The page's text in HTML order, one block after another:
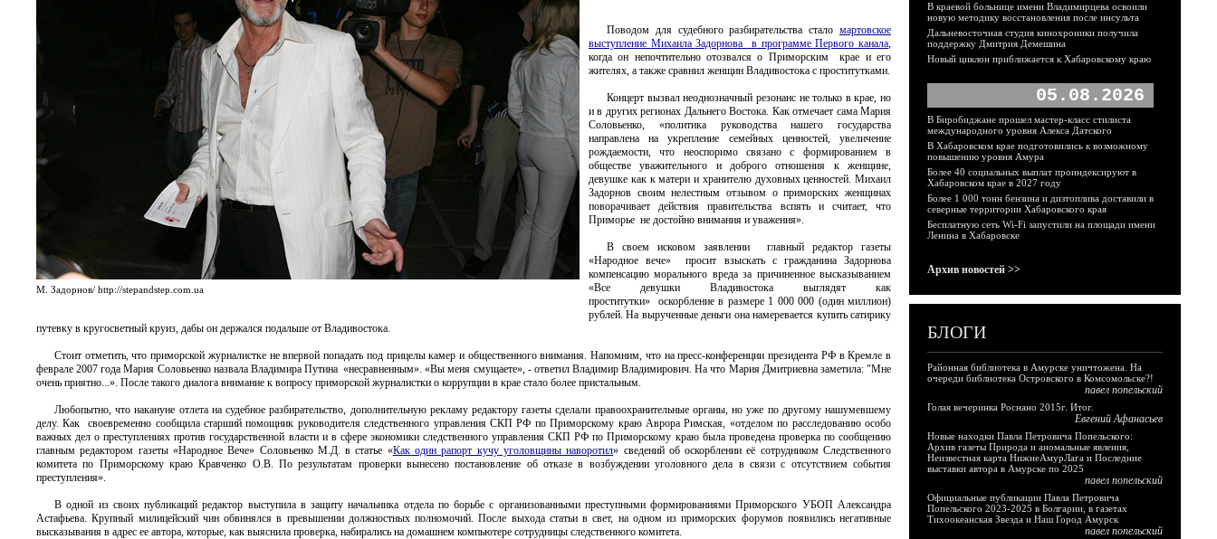
М. Задорнов/ http://stepandstep.com.ua
Поводом для судебного разбирательства стало мартовское
выступление Михаила Задорнова в программе Первого канала,
когда он непочтительно отозвался о Приморским крае и его
жителях, а также сравнил женщин Владивостока с проститутками.
Концерт вызвал неоднозначный резонанс не только в крае, но
и в других регионах Дальнего Востока. Как отмечает сама Мария
Соловьенко, «политика руководства нашего государства
направлена на укрепление семейных ценностей, увеличение
рождаемости, что неоспоримо связано с формированием в
обществе уважительного и доброго отношения к женщине,
девушке как к матери и хранителю духовных ценностей. Михаил
Задорнов своим нелестным отзывом о приморских женщинах
поворачивает действия правительства вспять и считает, что
Приморье не достойно внимания и уважения».
В своем исковом заявлении главный редактор газеты
«Народное вече» просит взыскать с гражданина Задорнова
компенсацию морального вреда за причиненное высказыванием
«Все девушки Владивостока выглядят как
проститутки» оскорбление в размере 1 000 000 (один миллион)
рублей. На вырученные деньги она намеревается купить сатирику
путевку в кругосветный круиз, дабы он держался подальше от Владивостока.
Стоит отметить, что приморской журналистке не впервой попадать под прицелы камер и общественного внимания. Напомним, что на пресс-конференции президента РФ в Кремле в
феврале 2007 года Мария Соловьенко назвала Владимира Путина «несравненным». «Вы меня смущаете», - ответил Владимир Владимирович. На что Мария Дмитриевна заметила: "Мне
очень приятно...». После такого диалога внимание к вопросу приморской журналистки о коррупции в крае стало более пристальным.
Любопытно, что накануне отлета на судебное разбирательство, дополнительную рекламу редактору газеты сделали правоохранительные органы, но уже по другому нашумевшему
делу. Как своевременно сообщила старший помощник руководителя следственного управления СКП РФ по Приморскому краю Аврора Римская, «отделом по расследованию особо
важных дел о преступлениях против государственной власти и в сфере экономики следственного управления СКП РФ по Приморскому краю была проведена проверка по сообщению
главным редактором газеты «Народное Вече» Соловьенко М.Д. в статье «Как один рапорт кучу уголовщины наворотил» сведений об оскорблении её сотрудником Следственного
комитета по Приморскому краю Кравченко О.В. По результатам проверки вынесено постановление об отказе в возбуждении уголовного дела в связи с отсутствием события
преступления».
В одной из своих публикаций редактор выступила в защиту начальника отдела по борьбе с организованными преступными формированиями Приморского УБОП Александра
Астафьева. Крупный милицейский чин обвинялся в превышении должностных полномочий. После выхода статьи в свет, на одном из приморских форумов появились негативные
высказывания в адрес ее автора, которые, как выяснила проверка, набирались на домашнем компьютере сотрудницы следственного комитета.
В краевой больнице имени Владимирцева освоили
новую методику восстановления после инсульта
Дальневосточная студия кинохроники получила
поддержку Дмитрия Демешина
Новый циклон приближается к Хабаровскому краю
05.08.2026
В Биробиджане прошел мастер-класс стилиста
международного уровня Алекса Датского
В Хабаровском крае подготовились к возможному
повышению уровня Амура
Более 40 социальных выплат проиндексируют в
Хабаровском крае в 2027 году
Более 1 000 тонн бензина и дизтоплива доставили в
северные территории Хабаровского края
Бесплатную сеть Wi-Fi запустили на площади имени
Ленина в Хабаровске
Архив новостей >>
БЛОГИ
Районная библиотека в Амурске уничтожена. На
очереди библиотека Островского в Комсомольске?!
павел попельский
Голая вечеринка Роснано 2015г. Итог.
Евгений Афанасьев
Новые находки Павла Петровича Попельского:
Архив газеты Природа и аномальные явления,
Неизвестная карта НижнеАмурЛага и Последние
выставки автора в Амурске по 2025
павел попельский
Официальные публикации Павла Петровича
Попельского 2023-2025 в Болгарии, в газетах
Тихоокеанская Звезда и Наш Город Амурск
павел попельский